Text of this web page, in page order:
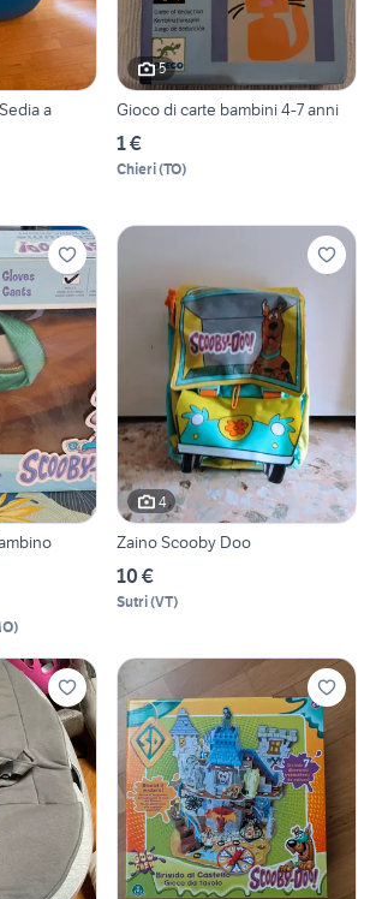
a
5
Gioco di carte bambini 4-7 anni
1 €
Chieri(TO)
)
4
Zaino Scooby Doo
10 €
Sutri(VT)